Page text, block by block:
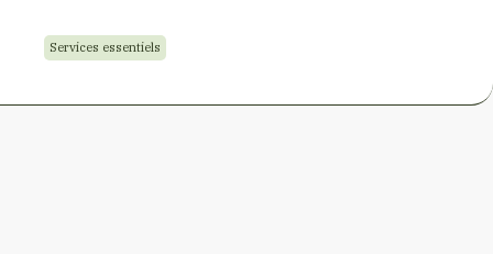
Services essentiels